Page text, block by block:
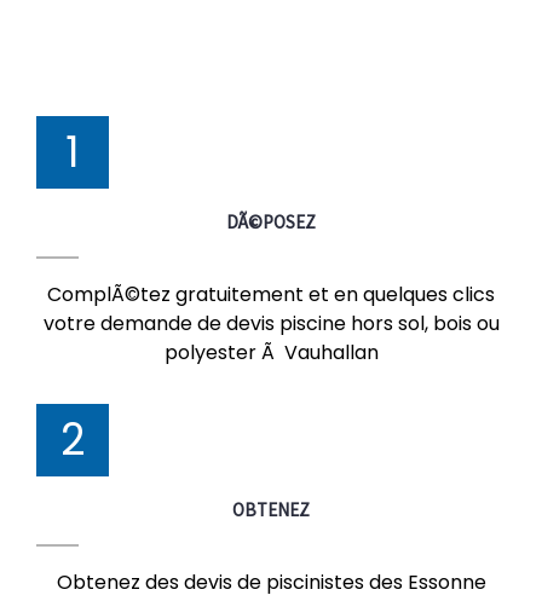
1
DÃ©POSEZ
ComplÃ©tez gratuitement et en quelques clics
votre demande de devis piscine hors sol, bois ou
polyester Ã Vauhallan
2
OBTENEZ
Obtenez des devis de piscinistes des Essonne